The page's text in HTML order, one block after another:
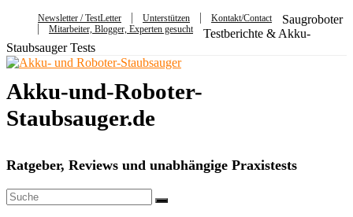
Newsletter / TestLetter Unterstützen
Kontakt/Contact
Mitarbeiter, Blogger, Experten gesucht
Saugroboter
Testberichte & Akku-
Staubsauger Tests
Akku-und-Roboter-
Staubsauger.de
Ratgeber, Reviews und unabhängige Praxistests